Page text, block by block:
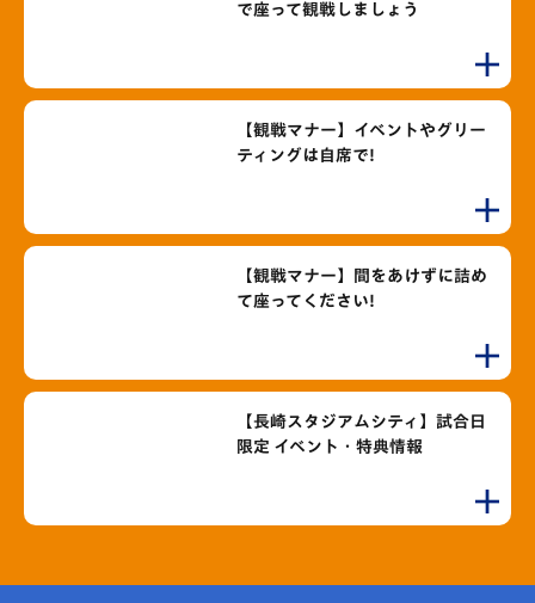
で座って観戦しましょう
【観戦マナー】イベントやグリー
ティングは自席で!
【観戦マナー】間をあけずに詰め
て座ってください!
【長崎スタジアムシティ】試合日
限定 イベント・特典情報